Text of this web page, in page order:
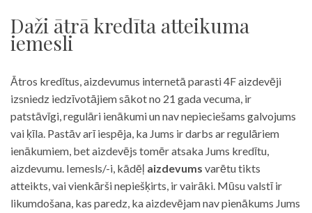
Daži ātrā kredīta atteikuma
iemesli
Ātros kredītus, aizdevumus internetā parasti 4F aizdevēji
izsniedz iedzīvotājiem sākot no 21 gada vecuma, ir
patstāvīgi, regulāri ienākumi un nav nepieciešams galvojums
vai ķīla. Pastāv arī iespēja, ka Jums ir darbs ar regulāriem
ienākumiem, bet aizdevējs tomēr atsaka Jums kredītu,
aizdevumu. Iemesls/-i, kādēļ aizdevums varētu tikts
atteikts, vai vienkārši nepiešķirts, ir vairāki. Mūsu valstī ir
likumdošana, kas paredz, ka aizdevējam nav pienākums Jums